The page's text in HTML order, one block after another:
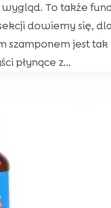
To także
dowiemy się,
szamponem jest tak
płynące z...